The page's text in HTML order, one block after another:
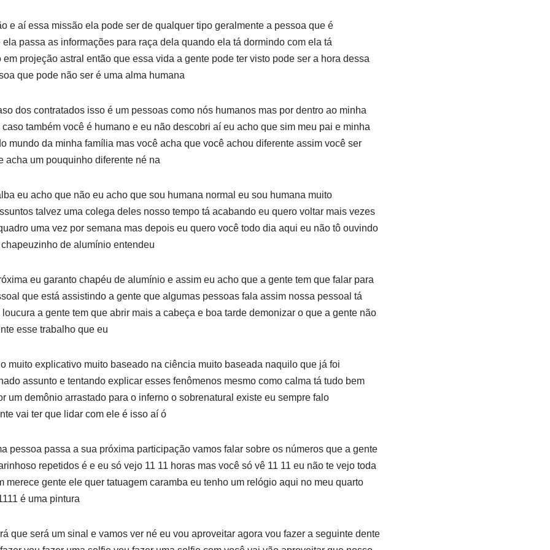
e aí essa missão ela pode ser de qualquer tipo geralmente a pessoa que é
passa as informações para raça dela quando ela tá dormindo com ela tá
projeção astral então que essa vida a gente pode ter visto pode ser a hora dessa
que pode não ser é uma alma humana
dos contratados isso é um pessoas como nós humanos mas por dentro ao minha
também você é humano e eu não descobri aí eu acho que sim meu pai e minha
mundo da minha família mas você acha que você achou diferente assim você ser
acha um pouquinho diferente né na
eu acho que não eu acho que sou humana normal eu sou humana muito
talvez uma colega deles nosso tempo tá acabando eu quero voltar mais vezes
uma vez por semana mas depois eu quero você todo dia aqui eu não tô ouvindo
de alumínio entendeu
eu garanto chapéu de alumínio e assim eu acho que a gente tem que falar para
que está assistindo a gente que algumas pessoas fala assim nossa pessoal tá
a gente tem que abrir mais a cabeça e boa tarde demonizar o que a gente não
esse trabalho que eu
muito explicativo muito baseado na ciência muito baseada naquilo que já foi
assunto e tentando explicar esses fenômenos mesmo como calma tá tudo bem
um demônio arrastado para o inferno o sobrenatural existe eu sempre falo
vai ter que lidar com ele é isso aí ó
pessoa passa a sua próxima participação vamos falar sobre os números que a gente
repetidos é e eu só vejo 11 11 horas mas você só vê 11 11 eu não te vejo toda
merece gente ele quer tatuagem caramba eu tenho um relógio aqui no meu quarto
é uma pintura
que será um sinal e vamos ver né eu vou aproveitar agora vou fazer a seguinte dente